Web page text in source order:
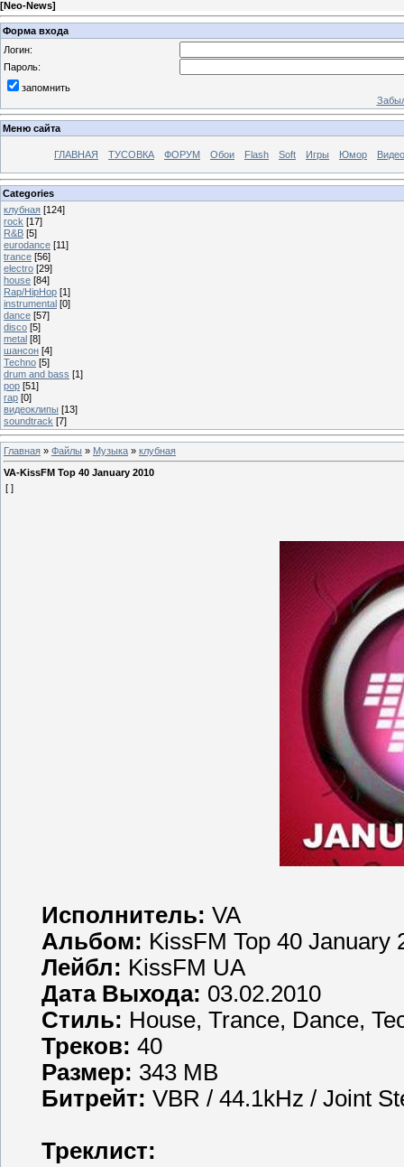
[Neo-News]
Форма входа
Логин:
Пароль:
запомнить
Меню сайта
ГЛАВНАЯ ТУСОВКА ФОРУМ Обои Flash Soft Игры Юмор Видео
Categories
клубная [124]
rock [17]
R&B [5]
eurodance [11]
trance [56]
electro [29]
house [84]
Rap/HipHop [1]
instrumental [0]
dance [57]
disco [5]
metal [8]
шансон [4]
Techno [5]
drum and bass [1]
pop [51]
rap [0]
видеоклипы [13]
soundtrack [7]
Главная » Файлы » Музыка » клубная
VA-KissFM Top 40 January 2010
[ ]
Исполнитель: VA
Альбом: KissFM Top 40 January
Лейбл: KissFM UA
Дата Выхода: 03.02.2010
Стиль: House, Trance, Dance,
Треков: 40
Размер: 343 MB
Битрейт: VBR / 44.1kHz / Joint
Треклист: